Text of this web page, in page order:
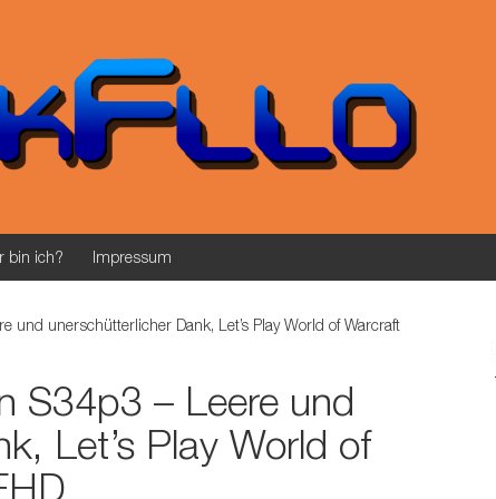
bin ich? Impressum
und unerschütterlicher Dank, Let’s Play World of Warcraft
S34p3 – Leere und
Let’s Play World of